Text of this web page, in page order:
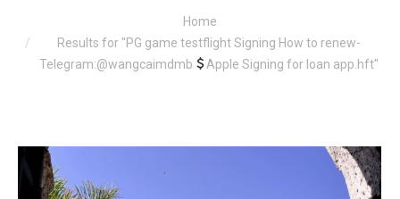
Home
Results for "PG game testflight Signing How to renew-
Telegram:@wangcaimdmb
Apple Signing for loan app.hft"